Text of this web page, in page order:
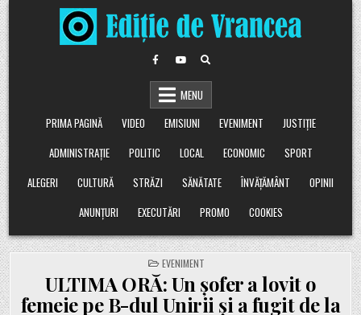
Skip
to
content
MENU
PRIMA PAGINĂ
VIDEO EMISIUNI EVENIMENT
JUSTIȚIE
ADMINISTRAȚIE
POLITIC LOCAL ECONOMIC
SPORT
ALEGERI
CULTURĂ STRĂZI SĂNĂTATE ÎNVĂȚĂMÂNT
OPINII
ANUNȚURI
EXECUTĂRI PROMO COOKIES
POSTED
IN
EVENIMENT
ULTIMA ORĂ: Un șofer a lovit o
femeie pe B-dul Unirii și a fugit de la